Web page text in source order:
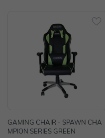
GAMING CHAIR - SPAWN CHA
MPION SERIES GREEN